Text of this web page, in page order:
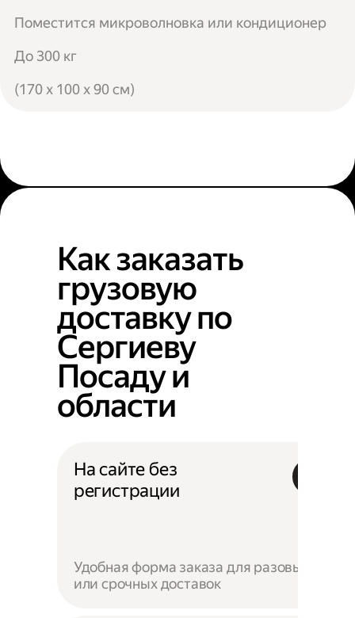
Поместится микроволновка или кондиционер
До 300 кг
(170 x 100 x 90 см)
Как заказать
грузовую
доставку по
Сергиеву
Посаду и
области
На сайте без
регистрации
Удобная форма заказа для разовых
или срочных доставок